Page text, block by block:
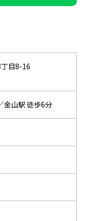
目8-16
金山駅 徒歩6分